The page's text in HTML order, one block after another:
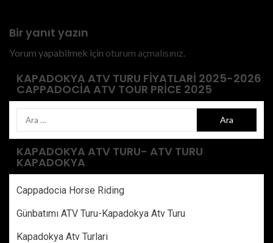
Bir yanıt yazın
Yorum yapabilmek için oturum açmalısınız.
KAPADOKYA ATV TURU FIYATLARI 2025-2026
CAPPADOCIA ATV TOUR PRICE 2025
KAPADOKYA ATV TURU- ATV TURU
KAPADOKYA
Cappadocia Horse Riding
Günbatımı ATV Turu-Kapadokya Atv Turu
Kapadokya Atv Turlari